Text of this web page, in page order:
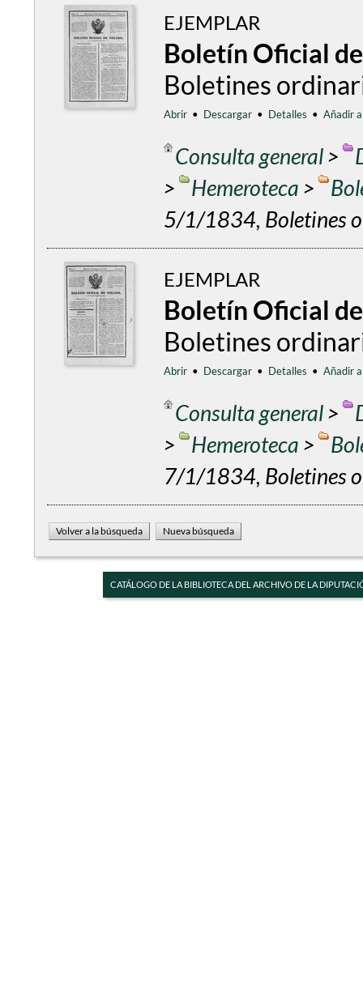
EJEMPLAR
Boletín Oficial
Boletines
Abrir • Descargar • Detalles • Añadir
Consulta general>
>
Hemeroteca >
5/1/1834, Boletines
EJEMPLAR
Boletín Oficial
Boletines
Abrir • Descargar • Detalles • Añadir
Consulta general>
>
Hemeroteca >
7/1/1834, Boletines
CATÁLOGO DE LA BIBLIOTECA DEL ARCHIVO DE LA